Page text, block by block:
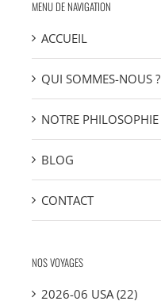
MENU DE NAVIGATION
ACCUEIL
QUI SOMMES-NOUS ?
NOTRE PHILOSOPHIE
BLOG
CONTACT
NOS VOYAGES
2026-06 USA (22)